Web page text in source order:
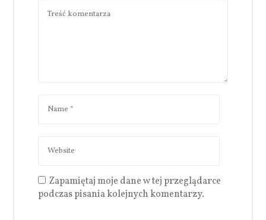
Zapamiętaj moje dane w tej przeglądarce
podczas pisania kolejnych komentarzy.